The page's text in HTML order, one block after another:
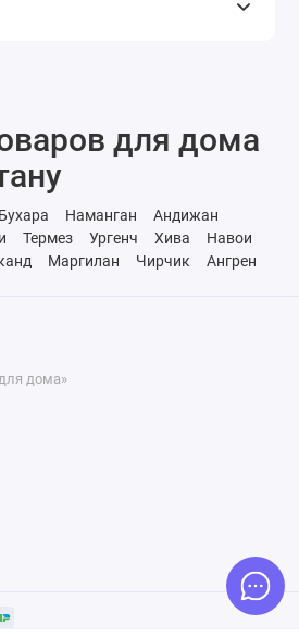
для дома
Бухара Наманган
Андижан
Термез Ургенч Хива
Навои
Маргилан Чирчик
Ангрен
дома»